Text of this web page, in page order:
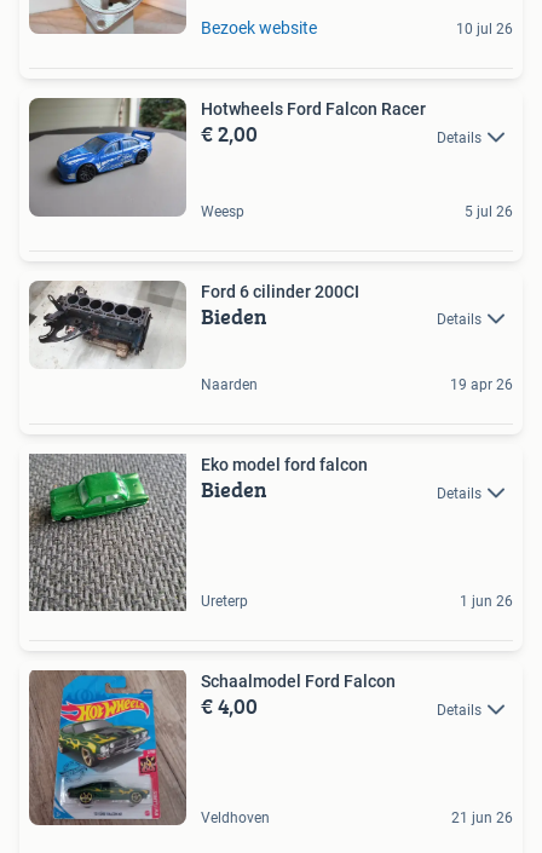
Bezoek website 10 jul 26
Hotwheels Ford Falcon Racer
€ 2,00 Details
Weesp 5 jul 26
Ford 6 cilinder 200CI
Bieden Details
Naarden 19 apr 26
Eko model ford falcon
Bieden Details
Ureterp 1 jun 26
Schaalmodel Ford Falcon
€ 4,00 Details
Veldhoven 21 jun 26